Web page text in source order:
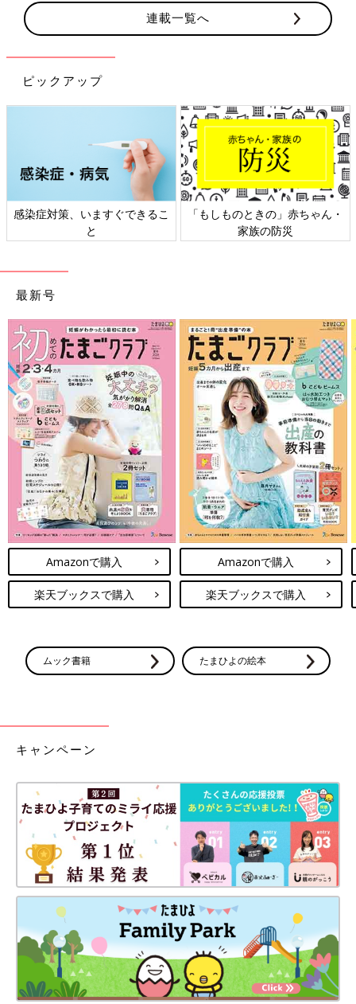
連載一覧へ
ピックアップ
感染症対策、いますぐできるこ
と
「もしものときの」赤ちゃん・
家族の防災
最新号
Amazonで購入
楽天ブックスで購入
Amazonで購入
楽天ブックスで購入
ムック書籍 たまひよの絵本
キャンペーン